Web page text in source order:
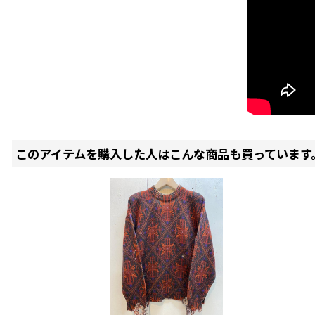
このアイテムを購入した人はこんな商品も買っています